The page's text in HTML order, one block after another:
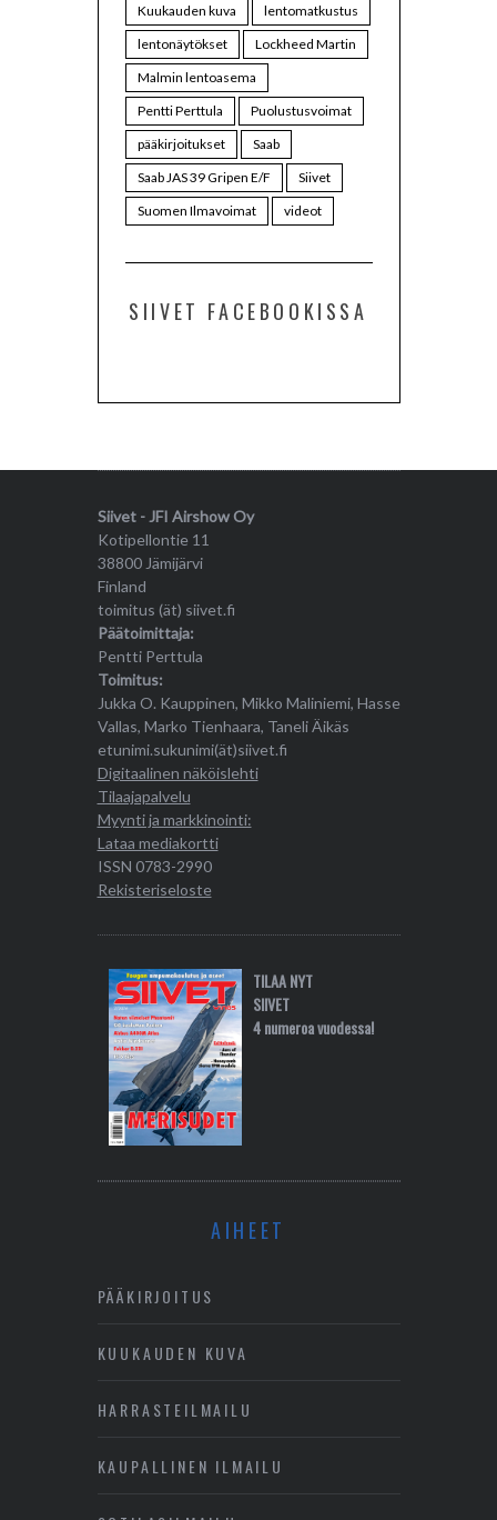
Kuukauden kuva
lentomatkustus
lentonäytökset
Lockheed Martin
Malmin lentoasema
Pentti Perttula
Puolustusvoimat
pääkirjoitukset
Saab
Saab JAS 39 Gripen E/F
Siivet
Suomen Ilmavoimat
videot
SIIVET FACEBOOKISSA
Siivet - JFI Airshow Oy
Kotipellontie 11
38800 Jämijärvi
Finland
toimitus (ät) siivet.fi
Päätoimittaja:
Pentti Perttula
Toimitus:
Jukka O. Kauppinen, Mikko Maliniemi, Hasse
Vallas, Marko Tienhaara, Taneli Äikäs
etunimi.sukunimi(ät)siivet.fi
Digitaalinen näköislehti
Tilaajapalvelu
Myynti ja markkinointi:
Lataa mediakortti
ISSN 0783-2990
Rekisteriseloste
TILAA NYT
SIIVET
4 numeroa vuodessa!
AIHEET
PÄÄKIRJOITUS
KUUKAUDEN KUVA
HARRASTEILMAILU
KAUPALLINEN ILMAILU